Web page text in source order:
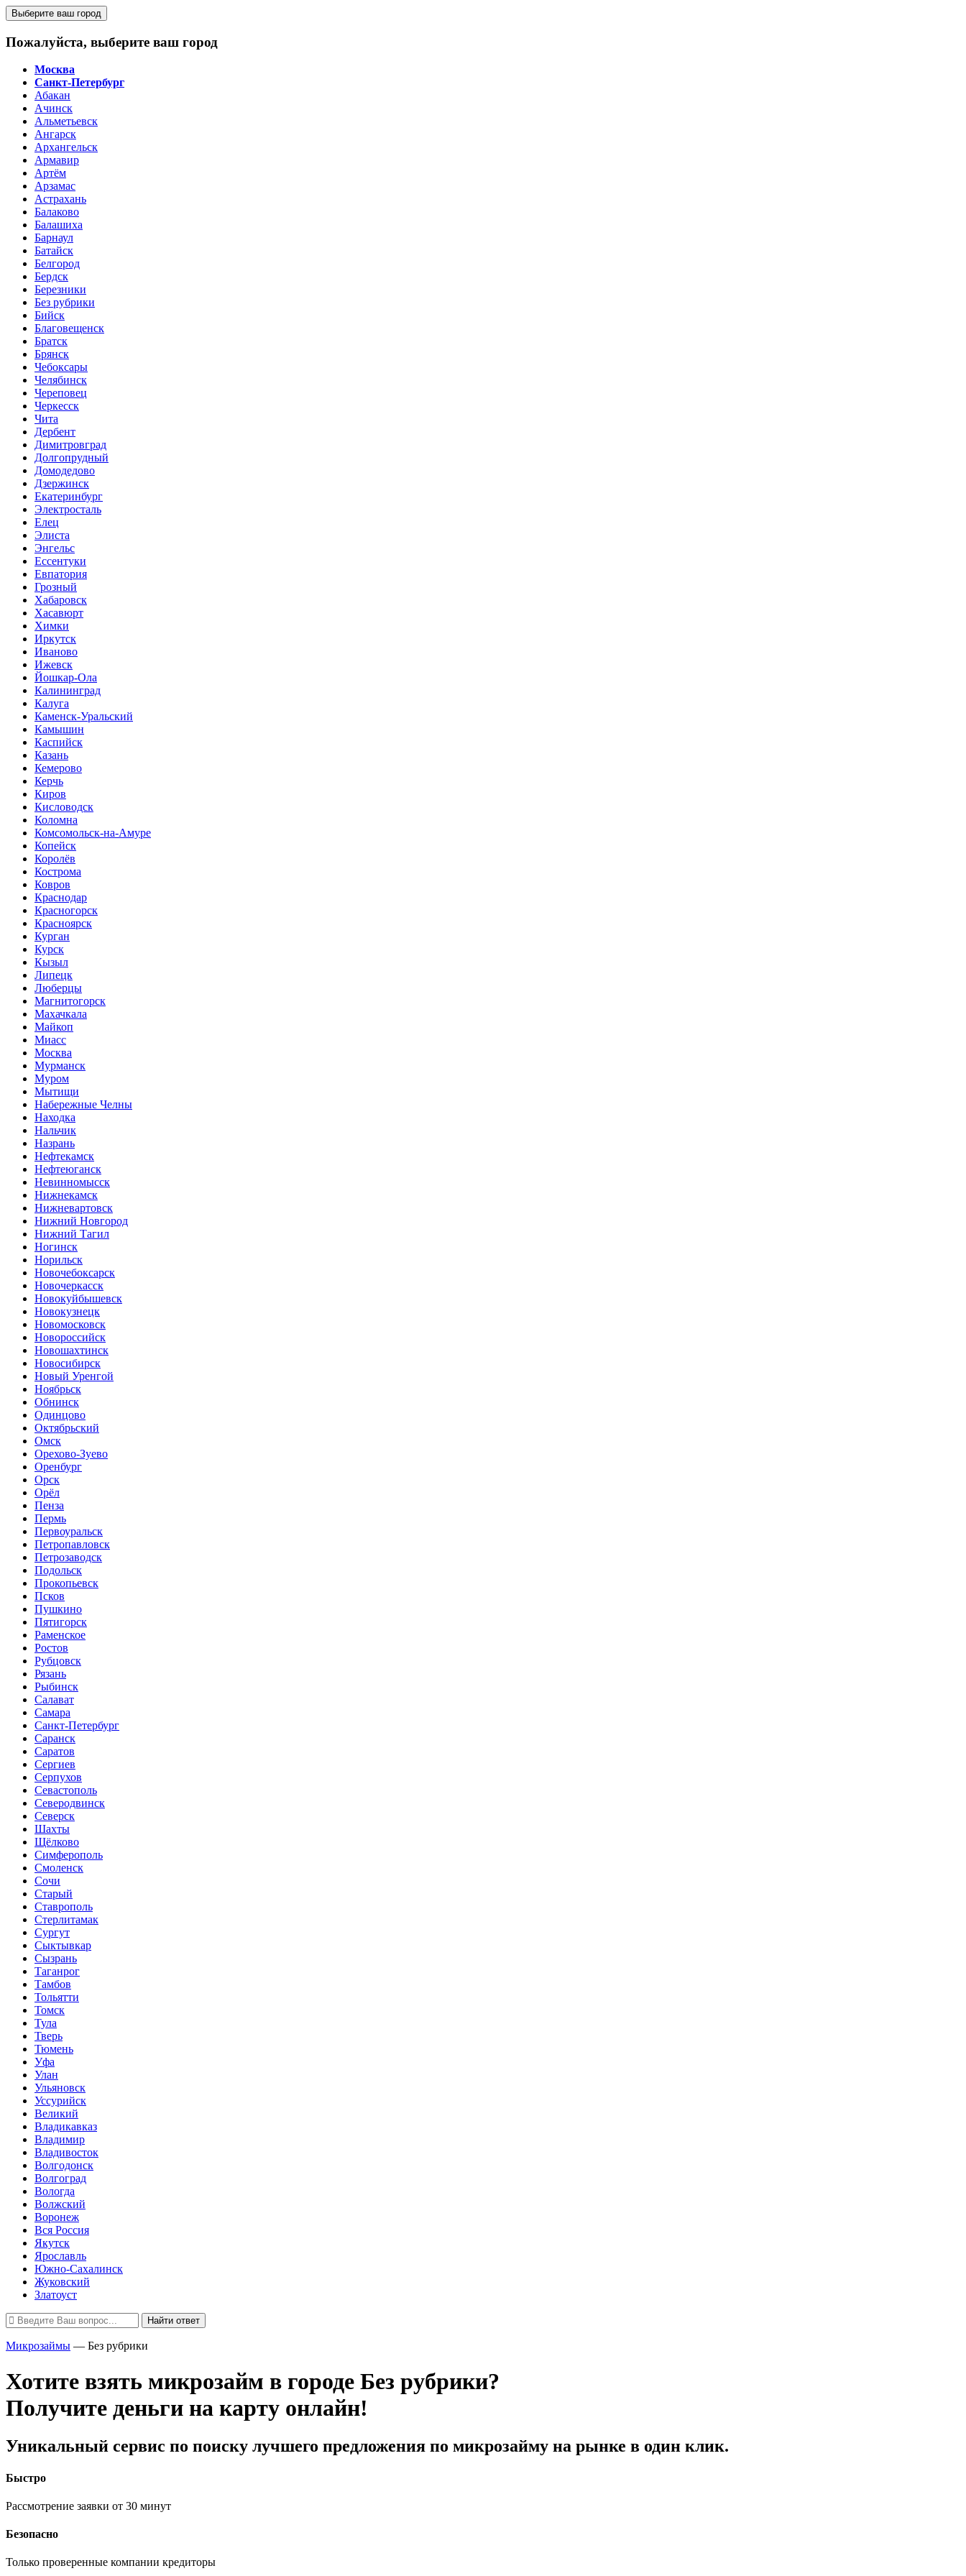
Выберите ваш город
Пожалуйста, выберите ваш город
Москва
Санкт-Петербург
Абакан
Ачинск
Альметьевск
Ангарск
Архангельск
Армавир
Артём
Арзамас
Астрахань
Балаково
Балашиха
Барнаул
Батайск
Белгород
Бердск
Березники
Без рубрики
Бийск
Благовещенск
Братск
Брянск
Чебоксары
Челябинск
Череповец
Черкесск
Чита
Дербент
Димитровград
Долгопрудный
Домодедово
Дзержинск
Екатеринбург
Электросталь
Елец
Элиста
Энгельс
Ессентуки
Евпатория
Грозный
Хабаровск
Хасавюрт
Химки
Иркутск
Иваново
Ижевск
Йошкар-Ола
Калининград
Калуга
Каменск-Уральский
Камышин
Каспийск
Казань
Кемерово
Керчь
Киров
Кисловодск
Коломна
Комсомольск-на-Амуре
Копейск
Королёв
Кострома
Ковров
Краснодар
Красногорск
Красноярск
Курган
Курск
Кызыл
Липецк
Люберцы
Магнитогорск
Махачкала
Майкоп
Миасс
Москва
Мурманск
Муром
Мытищи
Набережные Челны
Находка
Нальчик
Назрань
Нефтекамск
Нефтеюганск
Невинномысск
Нижнекамск
Нижневартовск
Нижний Новгород
Нижний Тагил
Ногинск
Норильск
Новочебоксарск
Новочеркасск
Новокуйбышевск
Новокузнецк
Новомосковск
Новороссийск
Новошахтинск
Новосибирск
Новый Уренгой
Ноябрьск
Обнинск
Одинцово
Октябрьский
Омск
Орехово-Зуево
Оренбург
Орск
Орёл
Пенза
Пермь
Первоуральск
Петропавловск
Петрозаводск
Подольск
Прокопьевск
Псков
Пушкино
Пятигорск
Раменское
Ростов
Рубцовск
Рязань
Рыбинск
Салават
Самара
Санкт-Петербург
Саранск
Саратов
Сергиев
Серпухов
Севастополь
Северодвинск
Северск
Шахты
Щёлково
Симферополь
Смоленск
Сочи
Старый
Ставрополь
Стерлитамак
Сургут
Сыктывкар
Сызрань
Таганрог
Тамбов
Тольятти
Томск
Тула
Тверь
Тюмень
Уфа
Улан
Ульяновск
Уссурийск
Великий
Владикавказ
Владимир
Владивосток
Волгодонск
Волгоград
Вологда
Волжский
Воронеж
Вся Россия
Якутск
Ярославль
Южно-Сахалинск
Жуковский
Златоуст
Найти ответ
Микрозаймы — Без рубрики
Хотите взять микрозайм в городе Без рубрики?
Получите деньги на карту онлайн!
Уникальный сервис по поиску лучшего предложения по микрозайму на рынке в один клик.
Быстро
Рассмотрение заявки от 30 минут
Безопасно
Только проверенные компании кредиторы